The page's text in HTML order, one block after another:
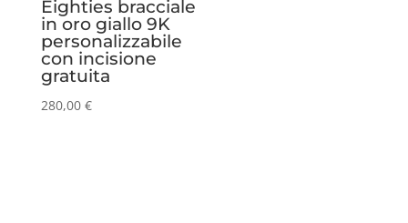
Eighties bracciale
in oro giallo 9K
personalizzabile
con incisione
gratuita
280,00 €